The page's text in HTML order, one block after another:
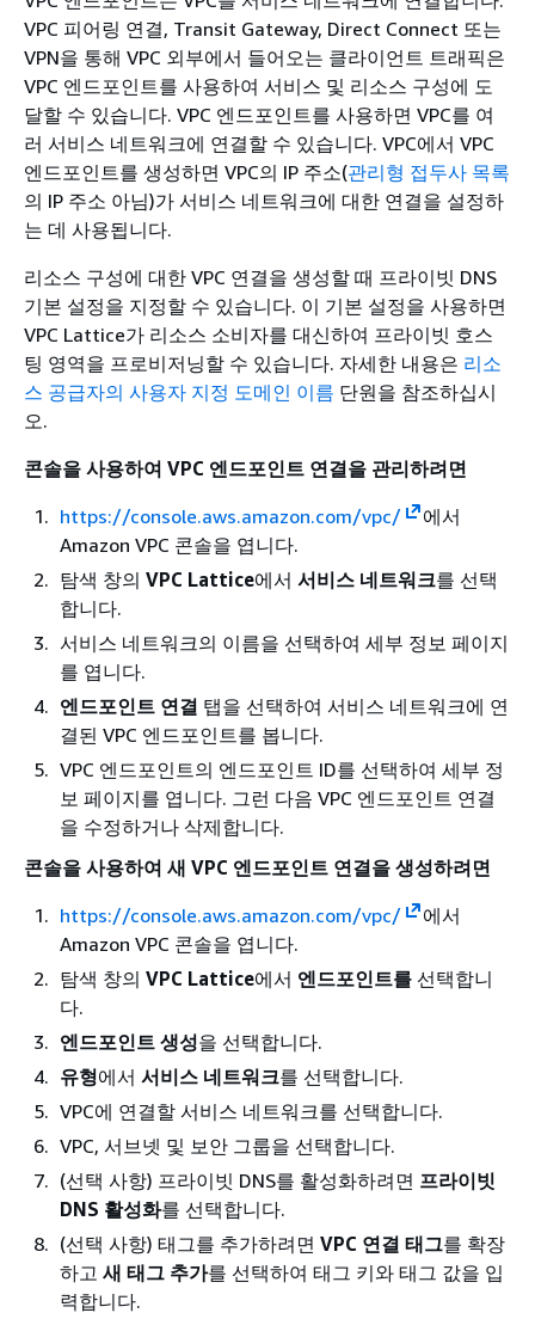
VPC 피어링 연결, Transit Gateway, Direct Connect 또는
VPN을 통해 VPC 외부에서 들어오는 클라이언트 트래픽은
VPC 엔드포인트를 사용하여 서비스 및 리소스 구성에 도
달할 수 있습니다. VPC 엔드포인트를 사용하면 VPC를 여
러 서비스 네트워크에 연결할 수 있습니다. VPC에서 VPC
엔드포인트를 생성하면 VPC의 IP 주소(관리형 접두사 목록
의 IP 주소 아님)가 서비스 네트워크에 대한 연결을 설정하
는 데 사용됩니다.
리소스 구성에 대한 VPC 연결을 생성할 때 프라이빗 DNS
기본 설정을 지정할 수 있습니다. 이 기본 설정을 사용하면
VPC Lattice가 리소스 소비자를 대신하여 프라이빗 호스
팅 영역을 프로비저닝할 수 있습니다. 자세한 내용은 리소
스 공급자의 사용자 지정 도메인 이름 단원을 참조하십시
오.
콘솔을 사용하여 VPC 엔드포인트 연결을 관리하려면
https://console.aws.amazon.com/vpc/
에서
Amazon VPC 콘솔을 엽니다.
탐색 창의 VPC Lattice에서 서비스 네트워크를 선택
합니다.
서비스 네트워크의 이름을 선택하여 세부 정보 페이지
를 엽니다.
엔드포인트 연결 탭을 선택하여 서비스 네트워크에 연
결된 VPC 엔드포인트를 봅니다.
VPC 엔드포인트의 엔드포인트 ID를 선택하여 세부 정
보 페이지를 엽니다. 그런 다음 VPC 엔드포인트 연결
을 수정하거나 삭제합니다.
콘솔을 사용하여 새 VPC 엔드포인트 연결을 생성하려면
https://console.aws.amazon.com/vpc/
에서
Amazon VPC 콘솔을 엽니다.
탐색 창의 VPC Lattice에서 엔드포인트를 선택합니
다.
엔드포인트 생성을 선택합니다.
유형에서 서비스 네트워크를 선택합니다.
VPC에 연결할 서비스 네트워크를 선택합니다.
VPC, 서브넷 및 보안 그룹을 선택합니다.
(선택 사항) 프라이빗 DNS를 활성화하려면 프라이빗
DNS 활성화를 선택합니다.
(선택 사항) 태그를 추가하려면 VPC 연결 태그를 확장
하고 새 태그 추가를 선택하여 태그 키와 태그 값을 입
력합니다.